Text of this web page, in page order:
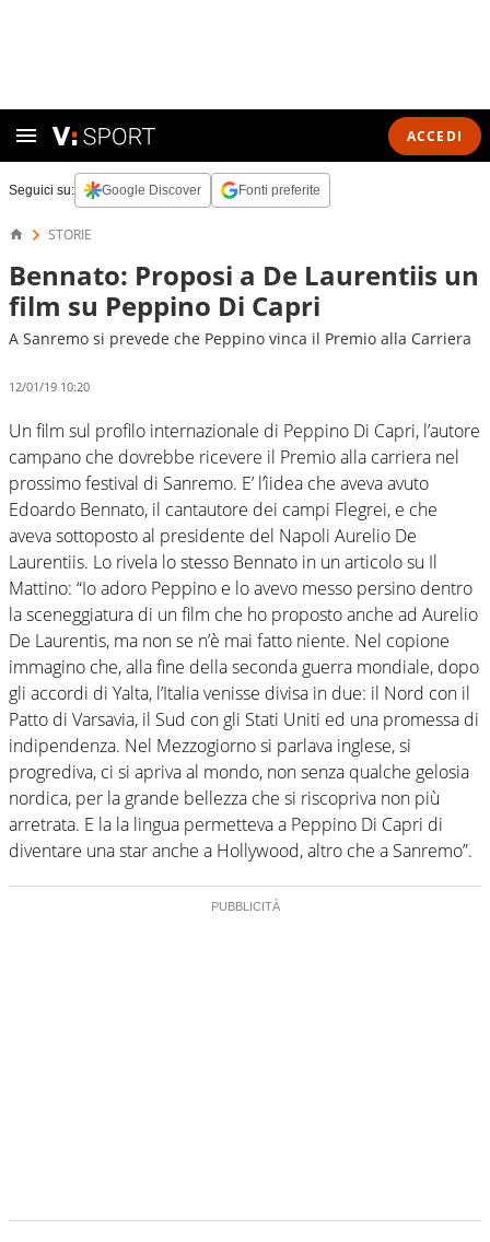
ACCEDI
Seguici su: Google Discover Fonti preferite
STORIE
Bennato: Proposi a De Laurentiis un
film su Peppino Di Capri
A Sanremo si prevede che Peppino vinca il Premio alla Carriera
12/01/19 10:20
Un film sul profilo internazionale di Peppino Di Capri, l’autore
campano che dovrebbe ricevere il Premio alla carriera nel
prossimo festival di Sanremo. E’ l’ìidea che aveva avuto
Edoardo Bennato, il cantautore dei campi Flegrei, e che
aveva sottoposto al presidente del Napoli Aurelio De
Laurentiis. Lo rivela lo stesso Bennato in un articolo su Il
Mattino: “Io adoro Peppino e lo avevo messo persino dentro
la sceneggiatura di un film che ho proposto anche ad Aurelio
De Laurentis, ma non se n’è mai fatto niente. Nel copione
immagino che, alla fine della seconda guerra mondiale, dopo
gli accordi di Yalta, l’Italia venisse divisa in due: il Nord con il
Patto di Varsavia, il Sud con gli Stati Uniti ed una promessa di
indipendenza. Nel Mezzogiorno si parlava inglese, si
progrediva, ci si apriva al mondo, non senza qualche gelosia
nordica, per la grande bellezza che si riscopriva non più
arretrata. E la la lingua permetteva a Peppino Di Capri di
diventare una star anche a Hollywood, altro che a Sanremo”.